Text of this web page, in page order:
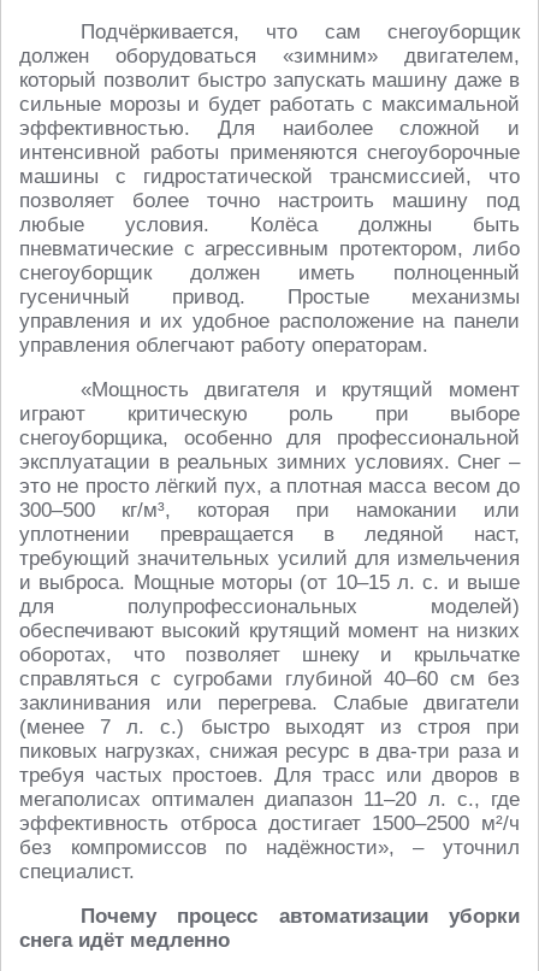
Подчёркивается, что сам снегоуборщик
должен оборудоваться «зимним» двигателем,
который позволит быстро запускать машину даже в
сильные морозы и будет работать с максимальной
эффективностью. Для наиболее сложной и
интенсивной работы применяются снегоуборочные
машины с гидростатической трансмиссией, что
позволяет более точно настроить машину под
любые условия. Колёса должны быть
пневматические с агрессивным протектором, либо
снегоуборщик должен иметь полноценный
гусеничный привод. Простые механизмы
управления и их удобное расположение на панели
управления облегчают работу операторам.
«Мощность двигателя и крутящий момент
играют критическую роль при выборе
снегоуборщика, особенно для профессиональной
эксплуатации в реальных зимних условиях. Снег –
это не просто лёгкий пух, а плотная масса весом до
300–500 кг/м³, которая при намокании или
уплотнении превращается в ледяной наст,
требующий значительных усилий для измельчения
и выброса. Мощные моторы (от 10–15 л. с. и выше
для полупрофессиональных моделей)
обеспечивают высокий крутящий момент на низких
оборотах, что позволяет шнеку и крыльчатке
справляться с сугробами глубиной 40–60 см без
заклинивания или перегрева. Слабые двигатели
(менее 7 л. с.) быстро выходят из строя при
пиковых нагрузках, снижая ресурс в два-три раза и
требуя частых простоев. Для трасс или дворов в
мегаполисах оптимален диапазон 11–20 л. с., где
эффективность отброса достигает 1500–2500 м²/ч
без компромиссов по надёжности», – уточнил
специалист.
Почему процесс автоматизации уборки
снега идёт медленно